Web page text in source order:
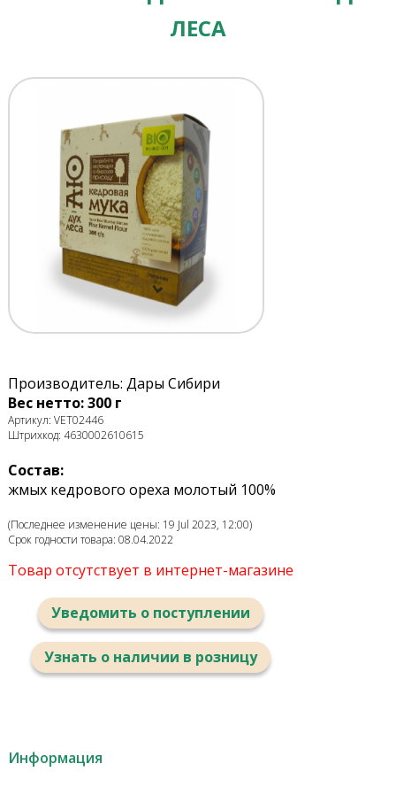
ЛЕСА
Производитель: Дары Сибири
Вес нетто: 300 г
Артикул: VET02446
Штрихкод: 4630002610615
Состав:
жмых кедрового ореха молотый 100%
(Последнее изменение цены: 19 Jul 2023, 12:00)
Срок годности товара: 08.04.2022
Товар отсутствует в интернет-магазине
Уведомить о поступлении
Узнать о наличии в розницу
Информация